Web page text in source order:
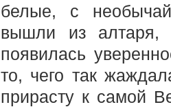
белые, с
вышли из алтаря,
появилась
то, чего так
прирасту к самой